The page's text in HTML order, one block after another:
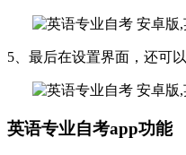
5、最后在设置界面，还可
英语专业自考app功能